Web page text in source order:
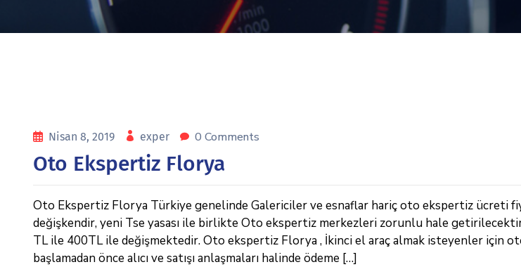
Nisan 8, 2019 exper 0 Comments
Oto Ekspertiz Florya
Oto Ekspertiz Florya Türkiye genelinde Galericiler ve esnaflar hariç oto ekspertiz ücreti
değişkendir, yeni Tse yasası ile birlikte Oto ekspertiz merkezleri zorunlu hale
TL ile 400TL ile değişmektedir. Oto ekspertiz Florya , İkinci el araç almak isteyenler için
başlamadan önce alıcı ve satışı anlaşmaları halinde ödeme […]